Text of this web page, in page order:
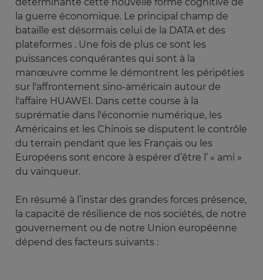
la guerre économique. Le principal champ de
bataille est désormais celui de la DATA et des
plateformes . Une fois de plus ce sont les
puissances conquérantes qui sont à la
manœuvre comme le démontrent les péripéties
sur l'affrontement sino-américain autour de
l'affaire HUAWEI. Dans cette course à la
suprématie dans l'économie numérique, les
Américains et les Chinois se disputent le contrôle
du terrain pendant que les Français ou les
Européens sont encore à espérer d’être l’ « ami »
du vainqueur.
En résumé à l’instar des grandes forces présence,
la capacité de résilience de nos sociétés, de notre
gouvernement ou de notre Union européenne
dépend des facteurs suivants :